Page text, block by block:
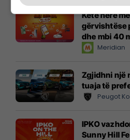
Këtë herë
gërvishtëse
dhe mbi 40
instant!Meridian
Zgjidhni një
tuaja të
Peugot
IPKO
Sunny Hill